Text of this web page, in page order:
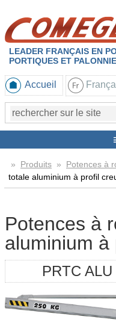
LEADER FRANÇAIS EN
PORTIQUES ET
Accueil
» Produits » Potences à
totale aluminium à profil
Potences à
aluminium à
PRTC ALU